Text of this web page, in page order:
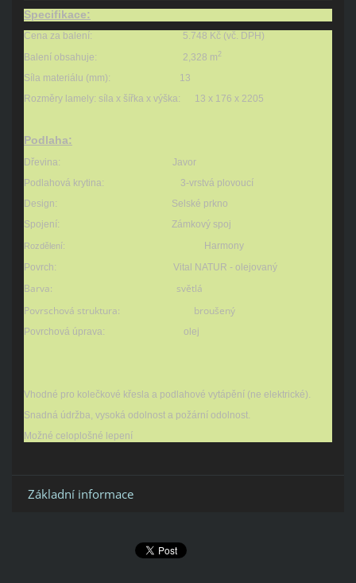
Specifikace:
Cena za balení: 5.748 Kč (vč. DPH)
Balení obsahuje: 2,328 m2
Síla materiálu (mm): 13
Rozměry lamely: síla x šířka x výška: 13 x 176 x 2205
Podlaha:
Dřevina: Javor
Podlahová krytina: 3-vrstvá plovoucí
Design: Selské prkno
Spojení: Zámkový spoj
Rozdělení:
Harmony
Povrch: Vital NATUR - olejovaný
Barva: světlá
Povrschová struktura: broušený
Povrchová úprava: olej
Vhodné pro kolečkové křesla a podlahové vytápění (ne elektrické).
Snadná údržba, vysoká odolnost a požární odolnost.
Možné celoplošné lepení
Základní informace